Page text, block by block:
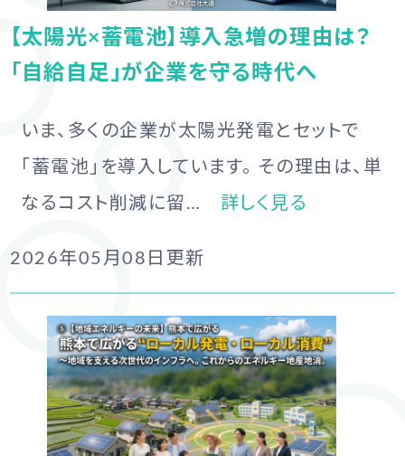
【太陽光×蓄電池】導入急増の理由は？
「自給自足」が企業を守る時代へ
いま、多くの企業が太陽光発電とセットで
「蓄電池」を導入しています。 その理由は、単
なるコスト削減に留…
詳しく見る
2026年05月08日 更新